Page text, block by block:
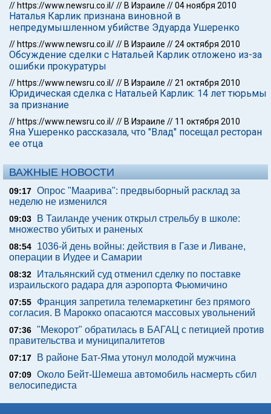
// https://www.newsru.co.il/// В Израиле //04 ноября 2010
Наталья Карлик признана виновной в
непредумышленном убийстве Эдуарда Ушеренко
// https://www.newsru.co.il/// В Израиле //24 октября 2010
Обсуждение сделки с Натальей Карлик отложено из-за
ошибки прокуратуры
// https://www.newsru.co.il/// В Израиле //21 октября 2010
Юридическая сделка с Натальей Карлик: 14 лет тюрьмы
за признание
// https://www.newsru.co.il/// В Израиле // 11 октября 2010
Яна Ушеренко рассказала, что "Влад" посещал ресторан
ее отца
ВАЖНЫЕ НОВОСТИ
09:17 Опрос "Mаарива": предвыборный расклад за
неделю не изменился
09:03
В Таиланде ученик открыл стрельбу в школе:
множество убитых и раненых
08:54
1036-й день войны: действия в Газе и Ливане,
операции в Иудее и Самарии
08:32
Итальянский суд отменил сделку по поставке
израильского радара для аэропорта Фьюмичино
07:55
Франция запретила телемаркетинг без прямого
согласия. В Марокко опасаются массовых увольнений
07:36 "Мекорот" обратилась в БАГАЦ с петицией против
правительства и муниципалитетов
07:17 В районе Бат-Яма утонул молодой мужчина
07:09 Около Бейт-Шемеша автомобиль насмерть сбил
велосипедиста